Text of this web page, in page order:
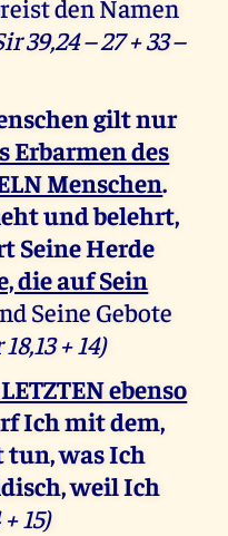
den Namen
39,24 – 27 + 33 –
gilt nur
Erbarmen des
Menschen.
und belehrt,
Seine Herde
die auf Sein
Seine Gebote
+ 14)
ebenso
Ich mit dem,
tun, was Ich
weil Ich
15)